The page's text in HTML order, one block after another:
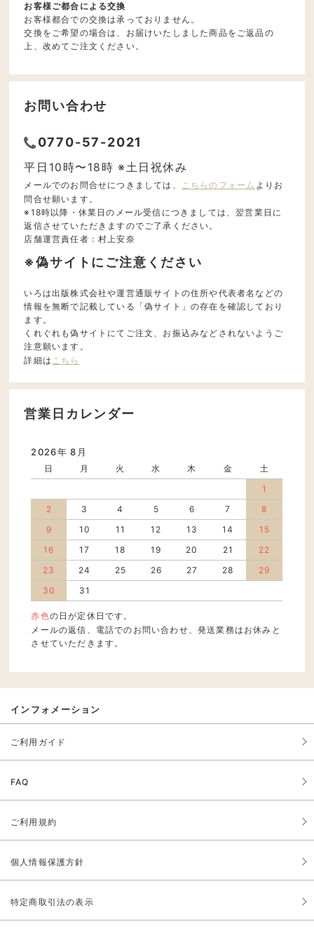
お客様ご都合による交換
お客様都合での交換は承っておりません。
交換をご希望の場合は、お届けいたしました商品をご返品の
上、改めてご注文ください。
お問い合わせ
0770-57-2021
平日10時〜18時 ※土日祝休み
メールでのお問合せにつきましては、 こちらのフォーム よりお
問合せ願います。
※18時以降・休業日のメール受信につきましては、翌営業日に
返信させていただきますのでご了承ください。
店舗運営責任者：村上安奈
※偽サイトにご注意ください
いろは出版株式会社や運営通販サイトの住所や代表者名などの
情報を無断で記載している「偽サイト」の存在を確認しており
ます。
くれぐれも偽サイトにてご注文、お振込みなどされないようご
注意願います。
詳細は こちら
営業日カレンダー
2026年 8月
日 月 火 水 木 金
土
1
2
3 4 5 6 7
8
9
10 11 12 13 14
15
16
17 18 19 20 21
22
23
24 25 26 27 28
29
30
31
赤色の日が定休日です。
メールの返信、電話でのお問い合わせ、発送業務はお休みと
させていただきます。
インフォメーション
ご利用ガイド
FAQ
ご利用規約
個人情報保護方針
特定商取引法の表示